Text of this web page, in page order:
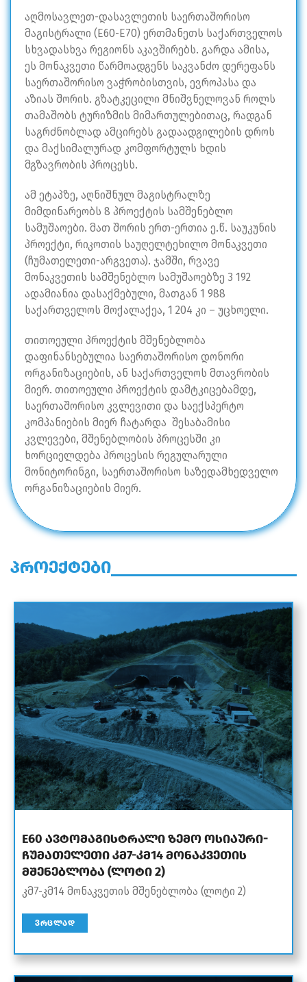
აღმოსავლეთ-დასავლეთის საერთაშორისო
მაგისტრალი (E60-E70) ერთმანეთს საქართველოს
სხვადასხვა რეგიონს აკავშირებს. გარდა ამისა,
ეს მონაკვეთი წარმოადგენს საკვანძო დერეფანს
საერთაშორისო ვაჭრობისთვის, ევროპასა და
აზიას შორის. გზატკეცილი მნიშვნელოვან როლს
თამაშობს ტურიზმის მიმართულებითაც, რადგან
საგრძნობლად ამცირებს გადაადგილების დროს
და მაქსიმალურად კომფორტულს ხდის
მგზავრობის პროცესს.
ამ ეტაპზე, აღნიშნულ მაგისტრალზე
მიმდინარეობს 8 პროექტის სამშენებლო
სამუშაოები. მათ შორის ერთ-ერთია ე.წ. საუკუნის
პროექტი, რიკოთის საუღელტეხილო მონაკვეთი
(ჩუმათელეთი-არგვეთა). ჯამში, რვავე
მონაკვეთის სამშენებლო სამუშაოებზე 3 192
ადამიანია დასაქმებული, მათგან 1 988
საქართველოს მოქალაქეა, 1 204 კი – უცხოელი.
თითოეული პროექტის მშენებლობა
დაფინანსებულია საერთაშორისო დონორი
ორგანიზაციების, ან საქართველოს მთავრობის
მიერ. თითოეული პროექტის დამტკიცებამდე,
საერთაშორისო კვლევითი და საექსპერტო
კომპანიების მიერ ჩატარდა შესაბამისი
კვლევები, მშენებლობის პროცესში კი
ხორციელდება პროცესის რეგულარული
მონიტორინგი, საერთაშორისო საზედამხედველო
ორგანიზაციების მიერ.
პროექტები
E60 ავტომაგისტრალი ზემო ოსიაური-
ჩუმათელეთი კმ7-კმ14 მონაკვეთის
მშენებლობა (ლოტი 2)
კმ7-კმ14 მონაკვეთის მშენებლობა (ლოტი 2)
ᲕᲠᲪᲚᲐᲓ